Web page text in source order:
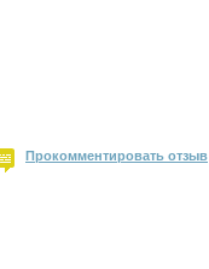
Прокомментировать отзыв